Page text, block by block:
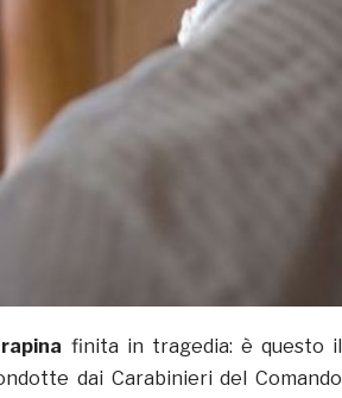
rapina finita in tragedia: è questo il
dai Carabinieri del Comando